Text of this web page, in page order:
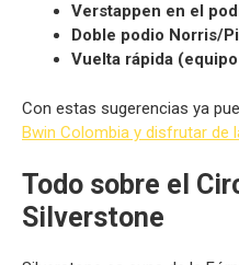
Verstappen en el
Doble podio Norris/
Vuelta rápida
Con estas sugerencias ya
Bwin Colombia y disfrutar de
Todo sobre el
Silverstone